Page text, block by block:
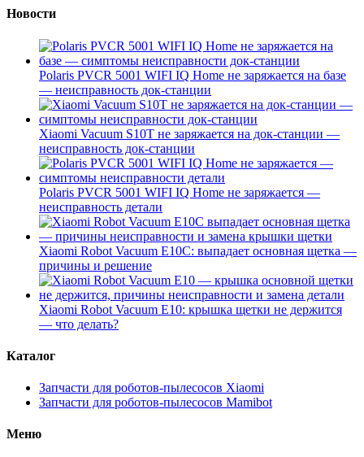
Новости
Polaris PVCR 5001 WIFI IQ Home не заряжается на базе
— неисправность док-станции
Xiaomi Vacuum S10T не заряжается на док-станции —
неисправность док-станции
Polaris PVCR 5001 WIFI IQ Home не заряжается —
неисправность детали
Xiaomi Robot Vacuum E10C: выпадает основная щетка —
причины и решение
Xiaomi Robot Vacuum E10: крышка щетки не держится
— что делать?
Каталог
Запчасти для роботов-пылесосов Xiaomi
Запчасти для роботов-пылесосов Mamibot
Меню